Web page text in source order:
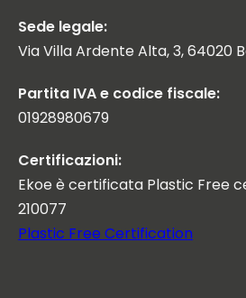
Sede legale:
Via Villa Ardente Alta, 3, 64020
Partita IVA e codice fiscale:
01928980679
Certificazioni:
Ekoe è certificata Plastic Free
210077
Plastic Free Certification